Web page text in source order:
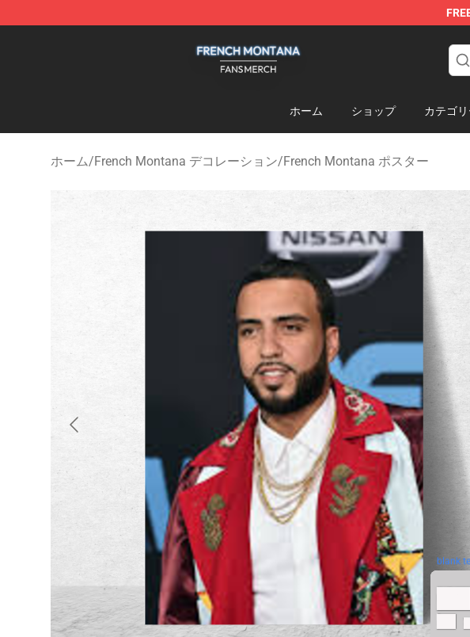
ホーム ショップ カテゴ
ホーム/French Montana デコレーション/French Montana ポスター
blank